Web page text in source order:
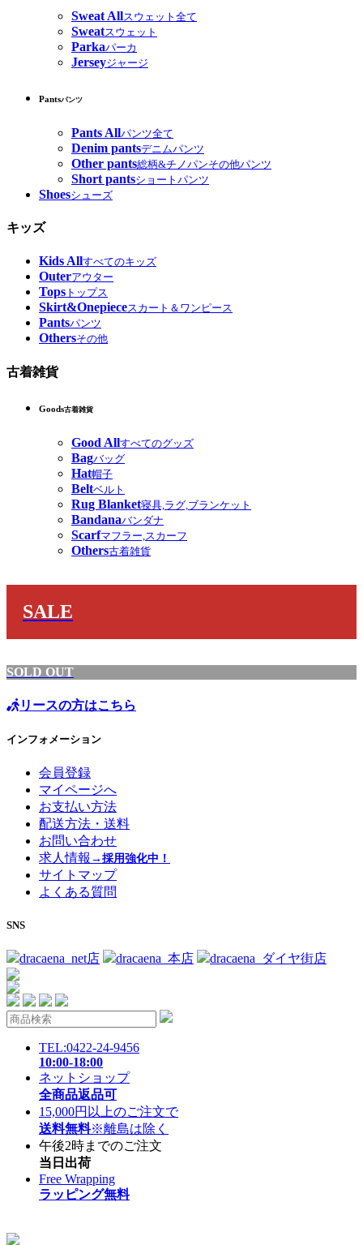
Sweat Allスウェット全て
Sweatスウェット
Parkaパーカ
Jerseyジャージ
Pantsパンツ
Pants Allパンツ全て
Denim pantsデニムパンツ
Other pants総柄&チノパンその他パンツ
Short pantsショートパンツ
Shoesシューズ
キッズ
Kids Allすべてのキッズ
Outerアウター
Tops トップス
Skirt&Onepieceスカート＆ワンピース
Pantsパンツ
Othersその他
古着雑貨
Goods古着雑貨
Good Allすべてのグッズ
Bagバッグ
Hat帽子
Beltベルト
Rug Blanket寝具,ラグ,ブランケット
Bandanaバンダナ
Scarfマフラー,スカーフ
Others古着雑貨
SALE
SOLD OUT
リースの方はこちら
インフォメーション
会員登録
マイページへ
お支払い方法
配送方法・送料
お問い合わせ
求人情報 →採用強化中！
サイトマップ
よくある質問
SNS
dracaena_net店 dracaena_本店 dracaena_ダイヤ街店
TEL:0422-24-9456
10:00-18:00
ネットショップ
全商品返品可
15,000円以上のご注文で
送料無料※離島は除く
午後2時までのご注文
当日出荷
Free Wrapping
ラッピング無料